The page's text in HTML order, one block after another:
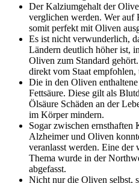
Der Kalziumgehalt der
verglichen werden. Wer
somit perfekt mit Oliven
Es ist nicht verwunderlich,
Ländern deutlich höher ist,
Oliven zum Standard
direkt vom Staat
Die in den Oliven
Fettsäure. Diese gilt als
Ölsäure Schäden an der
im Körper mindern.
Sogar zwischen
Alzheimer und Oliven
veranlasst werden. Eine der
Thema wurde in der
abgefasst.
Nicht nur die Oliven selbst,